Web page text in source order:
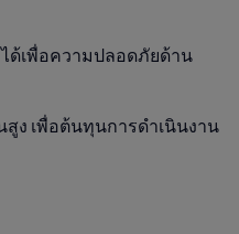
ด้เพื่อความปลอดภัยด้าน
ง เพื่อต้นทุนการดำเนินงาน